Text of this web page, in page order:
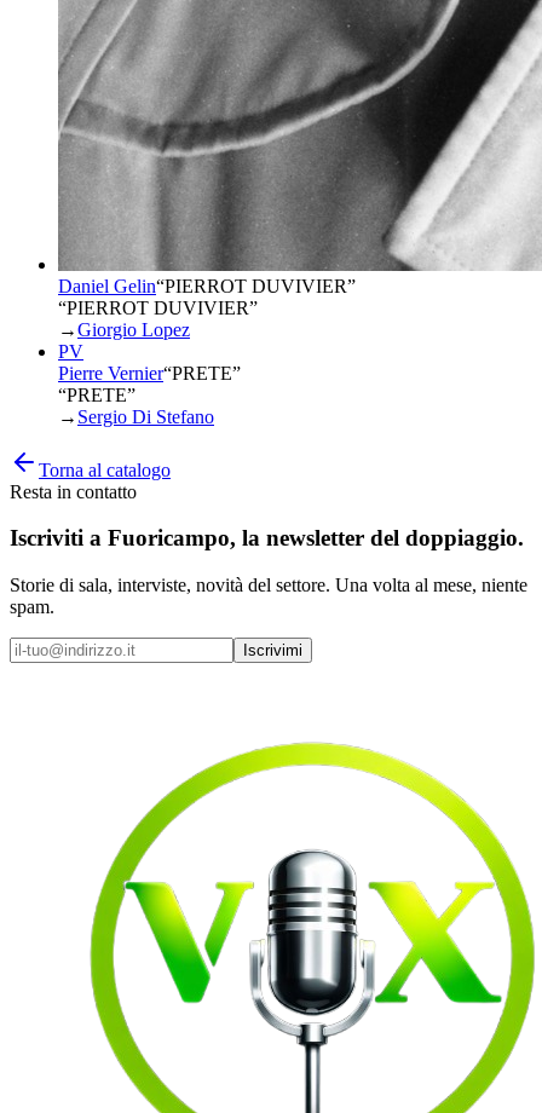
Daniel Gelin“PIERROT DUVIVIER”
“PIERROT DUVIVIER”
→Giorgio Lopez
PV
Pierre Vernier“PRETE”
“PRETE”
→ Sergio Di Stefano
Torna al catalogo
Resta in contatto
Iscriviti a Fuoricampo, la newsletter del doppiaggio.
Storie di sala, interviste, novità del settore. Una volta al mese, niente
spam.
Iscrivimi